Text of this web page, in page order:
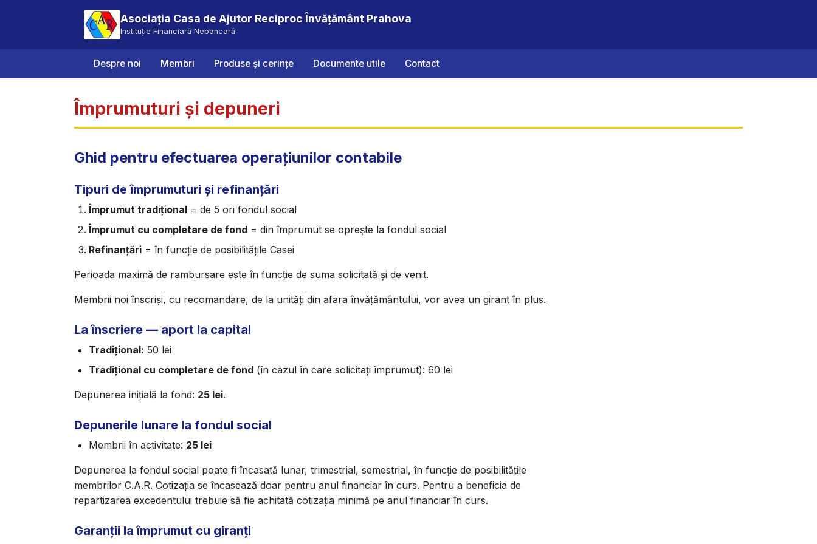
Asociația Casa de Ajutor Reciproc Învățământ Prahova
Instituție Financiară Nebancară
Despre noi Membri Produse și cerințe Documente utile Contact
Împrumuturi și depuneri
Ghid pentru efectuarea operațiunilor contabile
Tipuri de împrumuturi și refinanțări
Împrumut tradițional = de 5 ori fondul social
Împrumut cu completare de fond = din împrumut se oprește la fondul social
Refinanțări = în funcție de posibilitățile Casei
Perioada maximă de rambursare este în funcție de suma solicitată și de venit.
Membrii noi înscriși, cu recomandare, de la unități din afara învățământului, vor avea un girant în plus.
La înscriere — aport la capital
Tradițional: 50 lei
Tradițional cu completare de fond (în cazul în care solicitați împrumut): 60 lei
Depunerea inițială la fond: 25 lei.
Depunerile lunare la fondul social
Membrii în activitate: 25 lei
Depunerea la fondul social poate fi încasată lunar, trimestrial, semestrial, în funcție de posibilitățile
membrilor C.A.R. Cotizația se încasează doar pentru anul financiar în curs. Pentru a beneficia de
repartizarea excedentului trebuie să fie achitată cotizația minimă pe anul financiar în curs.
Garanții la împrumut cu giranți